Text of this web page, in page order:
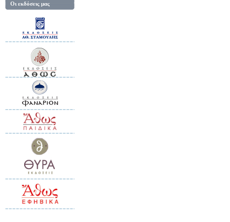
Οι εκδόσεις μας